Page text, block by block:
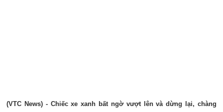
(VTC News) - Chiếc xe xanh bất ngờ vượt lên và dừng lại, chàng